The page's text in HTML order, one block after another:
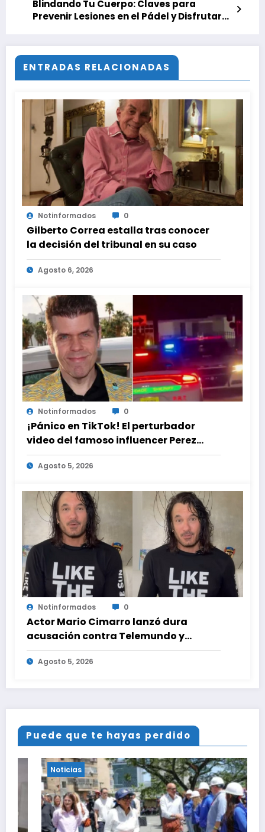
Blindando Tu Cuerpo: Claves para
Prevenir Lesiones en el Pádel y Disfrutar
ENTRADAS RELACIONADAS
Notinformados 0
Gilberto Correa estalla tras conocer
la decisión del tribunal en su caso
Agosto 6, 2026
Notinformados 0
¡Pánico en TikTok! El perturbador
video del famoso influencer Perez
Hilton que obligó a sus fans a pedir
ayuda médica
Agosto 5, 2026
Notinformados 0
Actor Mario Cimarro lanzó dura
acusación contra Telemundo y
advirtió que lo que hacen en su contra
es ilegal en EEUU
Agosto 5, 2026
Puede que te hayas perdido
Noticias